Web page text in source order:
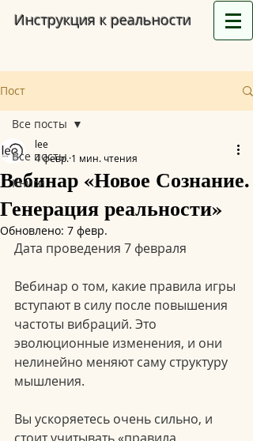
Инструкция к реальности
Пост
Все посты
Книги
Все посты
Вебинар «Новое Сознание.
Генерация реальности»
lee
4 февр. 1 мин. чтения
Обновлено: 7 февр.
Дата проведения 7 февраля
Вебинар о том, какие правила игры
вступают в силу после повышения
частоты вибраций. Это
эволюционные изменения, и они
нелинейно меняют саму структуру
мышления.
Вы ускоряетесь очень сильно, и